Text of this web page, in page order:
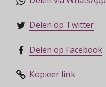
Delen op Twitter
Delen op Facebook
Kopieer link